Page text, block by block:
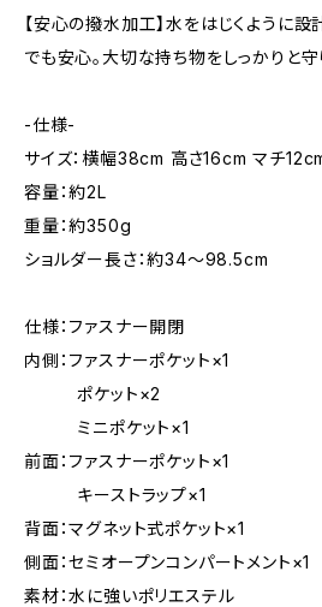
【安心の撥水加工】水をはじくように設
でも安心。大切な持ち物をしっかりと守
-仕様-
サイズ：横幅38cm 高さ16cm マチ
容量：約2L
重量：約350g
ショルダー長さ：約34～98.5cm
仕様：ファスナー開閉
内側：ファスナーポケット×1
ポケット×2
ミニポケット×1
前面：ファスナーポケット×1
キーストラップ×1
背面：マグネット式ポケット×1
側面：セミオープンコンパートメント×1
素材：水に強いポリエステル